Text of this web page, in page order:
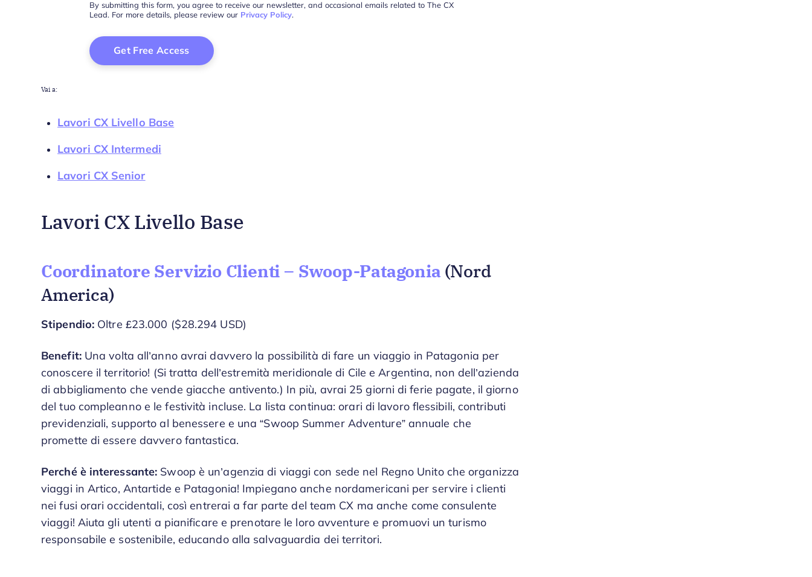
By submitting this form, you agree to receive our newsletter, and occasional emails related to The CX
Lead. For more details, please review our Privacy Policy.
Vai a:
Lavori CX Livello Base
Lavori CX Intermedi
Lavori CX Senior
Lavori CX Livello Base
Coordinatore Servizio Clienti – Swoop-Patagonia(Nord
America)
Stipendio: Oltre £23.000 ($28.294 USD)
Benefit:Una volta all’anno avrai davvero la possibilità di fare un viaggio in Patagonia per
conoscere il territorio! (Si tratta dell’estremità meridionale di Cile e Argentina, non dell’azienda
di abbigliamento che vende giacche antivento.) In più, avrai 25 giorni di ferie pagate, il giorno
del tuo compleanno e le festività incluse. La lista continua: orari di lavoro flessibili, contributi
previdenziali, supporto al benessere e una “Swoop Summer Adventure” annuale che
promette di essere davvero fantastica.
Perché è interessante: Swoop è un’agenzia di viaggi con sede nel Regno Unito che organizza
viaggi in Artico, Antartide e Patagonia! Impiegano anche nordamericani per servire i clienti
nei fusi orari occidentali, così entrerai a far parte del team CX ma anche come consulente
viaggi! Aiuta gli utenti a pianificare e prenotare le loro avventure e promuovi un turismo
responsabile e sostenibile, educando alla salvaguardia dei territori.